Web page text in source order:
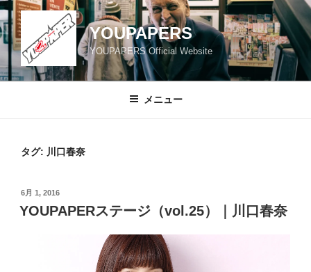
コ
ン
テ
ツ
YOUPAPERS
YOUPAPERS Official Website
メニュー
タグ: 川口春奈
投
稿
日:
6月 1, 2016
YOUPAPERステージ（vol.25）｜川口春奈